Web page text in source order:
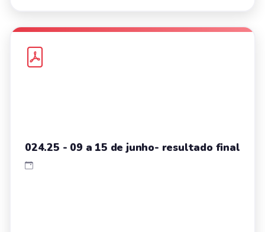
024.25 - 09 a 15 de junho- resultado final